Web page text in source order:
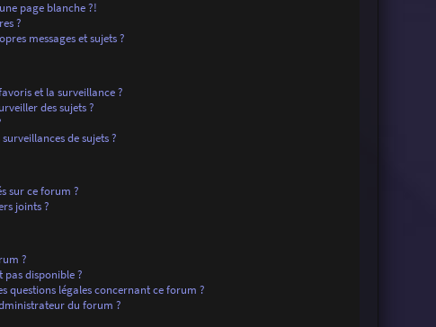
page blanche ?!
?
messages et sujets ?
et la surveillance ?
des sujets ?
de sujets ?
sur ce forum ?
joints ?
?
pas disponible ?
questions légales concernant ce forum ?
du forum ?